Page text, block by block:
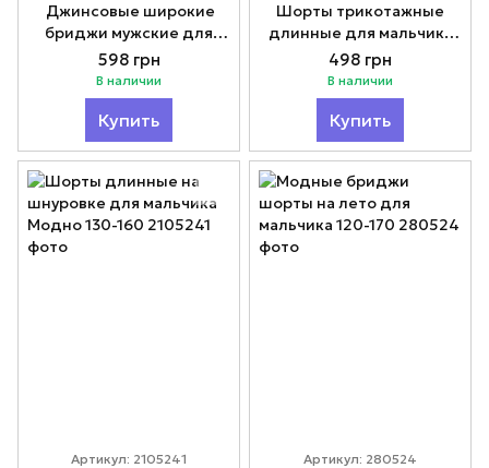
​​​​​​​ Джинсовые широкие
бриджи мужские для
мальчика 160-180
598 грн
В наличии
Купить
Шорты трикотажные
длинные для мальчика
Модно 130-160
498 грн
В наличии
Купить
Артикул: 2105241 Артикул: 280524